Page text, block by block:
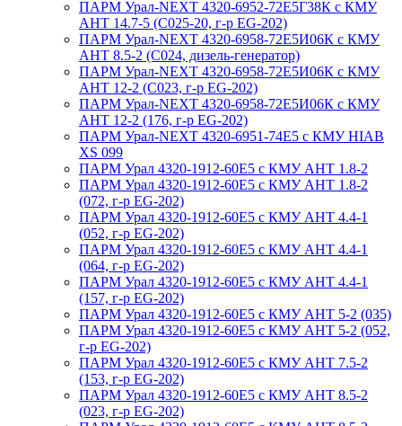
ПАРМ Урал-NEXT 4320-6952-72Е5Г38К с КМУ
АНТ 14.7-5 (С025-20, г-р EG-202)
ПАРМ Урал-NEXT 4320-6958-72Е5И06К с КМУ
АНТ 8.5-2 (С024, дизель-генератор)
ПАРМ Урал-NEXT 4320-6958-72Е5И06К с КМУ
АНТ 12-2 (С023, г-р EG-202)
ПАРМ Урал-NEXT 4320-6958-72Е5И06К с КМУ
АНТ 12-2 (176, г-р EG-202)
ПАРМ Урал-NEXT 4320-6951-74Е5 с КМУ HIAB
XS 099
ПАРМ Урал 4320-1912-60Е5 с КМУ АНТ 1.8-2
ПАРМ Урал 4320-1912-60Е5 с КМУ АНТ 1.8-2
(072, г-р EG-202)
ПАРМ Урал 4320-1912-60Е5 с КМУ АНТ 4.4-1
(052, г-р EG-202)
ПАРМ Урал 4320-1912-60Е5 с КМУ АНТ 4.4-1
(064, г-р EG-202)
ПАРМ Урал 4320-1912-60Е5 с КМУ АНТ 4.4-1
(157, г-р EG-202)
ПАРМ Урал 4320-1912-60Е5 с КМУ АНТ 5-2 (035)
ПАРМ Урал 4320-1912-60Е5 с КМУ АНТ 5-2 (052,
г-р EG-202)
ПАРМ Урал 4320-1912-60Е5 с КМУ АНТ 7.5-2
(153, г-р EG-202)
ПАРМ Урал 4320-1912-60Е5 с КМУ АНТ 8.5-2
(023, г-р EG-202)